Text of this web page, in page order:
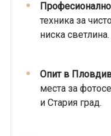
техника за
ниска светлина.
Опит в
места за
и Стария град.